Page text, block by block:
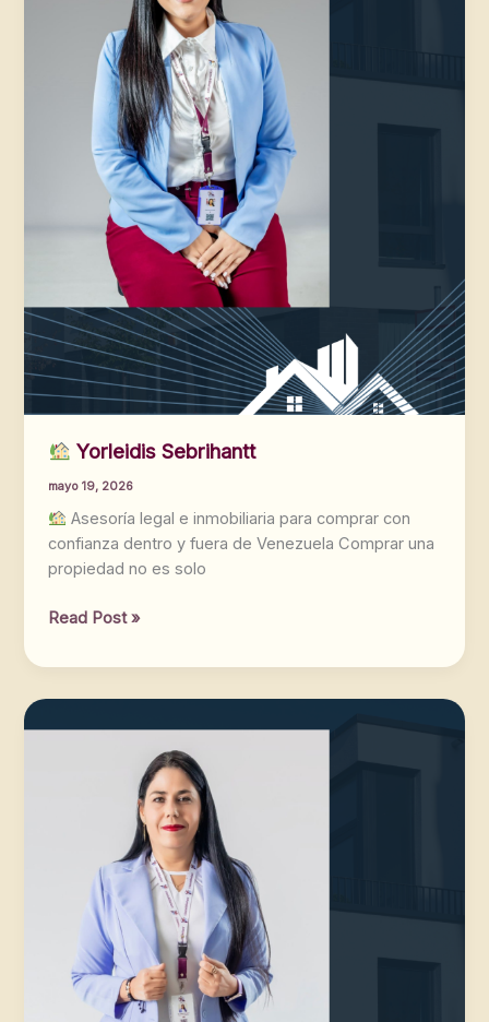
Yorleidis Sebrihantt
mayo 19, 2026
Asesoría legal e inmobiliaria para comprar con
confianza dentro y fuera de Venezuela Comprar una
propiedad no es solo
Sebrihantt
Read Post »